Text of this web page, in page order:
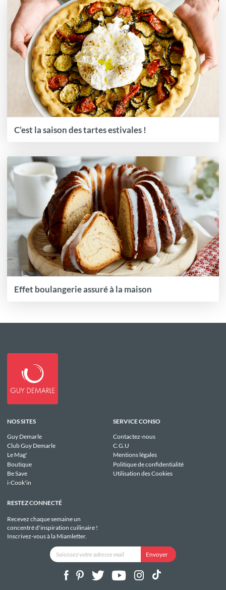
C’est la saison des tartes estivales !
Effet boulangerie assuré à la maison
NOS SITES
Guy Demarle
Club Guy Demarle
Le Mag'
Boutique
Be Save
i-Cook'in
SERVICE CONSO
Contactez-nous
C.G.U
Mentions légales
Politique de confidentialité
Utilisation des Cookies
RESTEZ CONNECTÉ
Recevez chaque semaine un
concentré d'inspiration cuilinaire !
Inscrivez-vous à la Miamletter.